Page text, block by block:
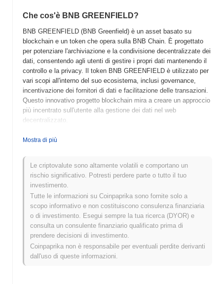
Che cos'è BNB GREENFIELD?
BNB GREENFIELD (BNB Greenfield) è un asset basato su
blockchain e un token che opera sulla BNB Chain. È progettato
per potenziare l'archiviazione e la condivisione decentralizzate dei
dati, consentendo agli utenti di gestire i propri dati mantenendo il
controllo e la privacy. Il token BNB GREENFIELD è utilizzato per
vari scopi all'interno del suo ecosistema, inclusi governance,
incentivazione dei fornitori di dati e facilitazione delle transazioni.
Questo innovativo progetto blockchain mira a creare un approccio
più incentrato sull'utente alla gestione dei dati nel web
decentralizzato.
Quando e come è iniziato BNB GREENFIELD?
archiviazione dei dati decentralizzata sviluppata dal team di
Binance. Mira a consentire agli utenti di possedere e gestire i
propri dati, facilitando al contempo un'integrazione senza
soluzione di continuità con l'ecosistema di Binance Smart Chain.
Il progetto è stato inizialmente quotato su importanti exchange
poco dopo il suo lancio, guadagnando trazione all'interno della
comunità blockchain. Lo sviluppo iniziale di BNB GREENFIELD è
stato caratterizzato da partnership strategiche e iniziative di
coinvolgimento della comunità per migliorare la sua adozione e
Cosa ci aspetta per BNB GREENFIELD?
Mostra di più
Le criptovalute sono altamente volatili e comportano un
rischio significativo. Potresti perdere parte o tutto il tuo
investimento.
Tutte le informazioni su Coinpaprika sono fornite solo a
scopo informativo e non costituiscono consulenza finanziaria
o di investimento. Esegui sempre la tua ricerca (DYOR) e
consulta un consulente finanziario qualificato prima di
prendere decisioni di investimento.
Coinpaprika non è responsabile per eventuali perdite derivanti
dall'uso di queste informazioni.